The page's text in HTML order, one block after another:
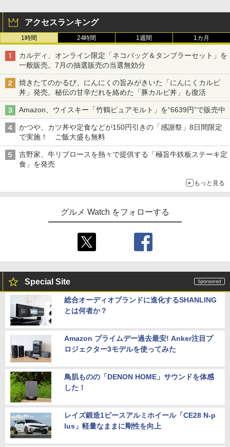
アクセスランキング
1時間 24時間 1週間 1カ月
カルディ、オンライン限定「ネコバッグ＆タンブラーセット」を
一般販売。7月の抽選販売の当選無効分
焼きたてのかるび、にんにくの旨みがきいた「にんにくカルビ
丼」発売。秘伝の甘辛だれを絡めた「豚カルビ丼」も復活
Amazon、ウイスキー「竹鶴ピュアモルト」を“6639円”で販売中
かつや、カツ丼や定食などが150円引きの「感謝祭」8日間限定
で実施！ ご飯大盛も無料
吉野家、牛リブロースを熱々で提供する「極旨牛鉄板ステーキ定
食」を発売
もっと見る
グルメ Watch をフォローする
Special Site
総合オーディオブランドに進化するSHANLING
とは何者か？
Amazon プライムデー過去最安! Anker注目プ
ロジェクター3モデルを使ってみた
鳥肌ものの「DENON HOME」サウンドを体感
した！
レイズ鍛造1ピースアルミホイール「CE28 N-p
lus」軽量なままに剛性を向上